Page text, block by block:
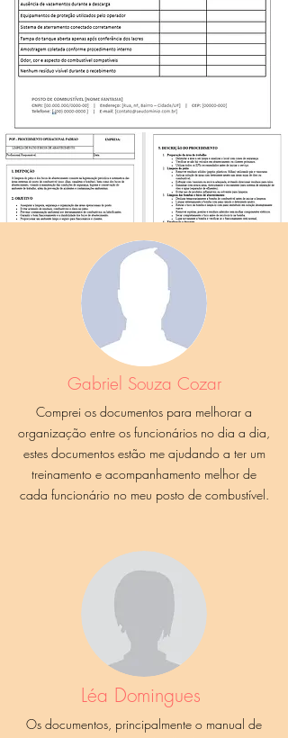
Todos os arquivos vão em Formato
Word e Excel, totalmente liberados
para edição.
Baixe diretamente em seu celular ou
computador.
Gabriel Souza Cozar
Comprei os documentos para melhorar a
organização entre os funcionários no dia a dia,
estes documentos estão me ajudando a ter um
treinamento e acompanhamento melhor de
cada funcionário no meu posto de combustível.
Léa Domingues
Os documentos, principalmente o manual de